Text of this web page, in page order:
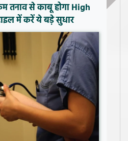
तनाव से काबू होगा High
में करें ये बड़े सुधार